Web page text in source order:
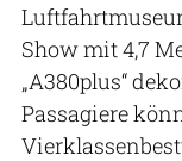
Show mit 4,7
„A380plus“
Passagiere